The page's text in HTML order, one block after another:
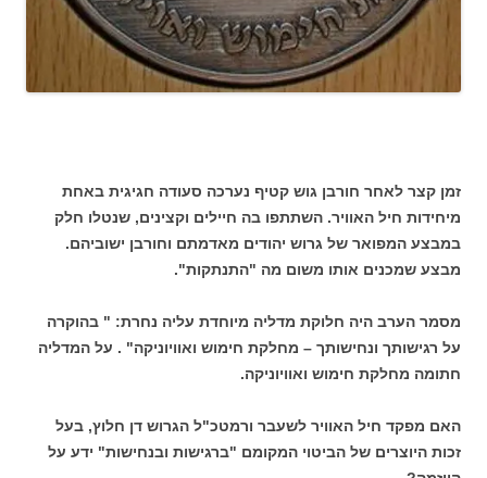
זמן קצר לאחר חורבן גוש קטיף נערכה סעודה חגיגית באחת
מיחידות חיל האוויר. השתתפו בה חיילים וקצינים, שנטלו חלק
במבצע המפואר של גרוש יהודים מאדמתם וחורבן ישוביהם.
מבצע שמכנים אותו משום מה "התנתקות".
מסמר הערב היה חלוקת מדליה מיוחדת עליה נחרת: " בהוקרה
על רגישותך ונחישותך – מחלקת חימוש ואוויוניקה" . על המדליה
חתומה מחלקת חימוש ואוויוניקה.
האם מפקד חיל האוויר לשעבר ורמטכ"ל הגרוש דן חלוץ, בעל
זכות היוצרים של הביטוי המקומם "ברגישות ובנחישות" ידע על